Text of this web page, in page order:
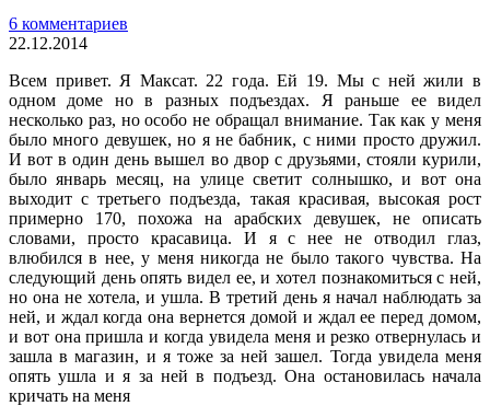
6 комментариев
22.12.2014
Всем привет. Я Максат. 22 года. Ей 19. Мы с ней жили в
одном доме но в разных подъездах. Я раньше ее видел
несколько раз, но особо не обращал внимание. Так как у меня
было много девушек, но я не бабник, с ними просто дружил.
И вот в один день вышел во двор с друзьями, стояли курили,
было январь месяц, на улице светит солнышко, и вот она
выходит с третьего подъезда, такая красивая, высокая рост
примерно 170, похожа на арабских девушек, не описать
словами, просто красавица. И я с нее не отводил глаз,
влюбился в нее, у меня никогда не было такого чувства. На
следующий день опять видел ее, и хотел познакомиться с ней,
но она не хотела, и ушла. В третий день я начал наблюдать за
ней, и ждал когда она вернется домой и ждал ее перед домом,
и вот она пришла и когда увидела меня и резко отвернулась и
зашла в магазин, и я тоже за ней зашел. Тогда увидела меня
опять ушла и я за ней в подъезд. Она остановилась начала
кричать на меня